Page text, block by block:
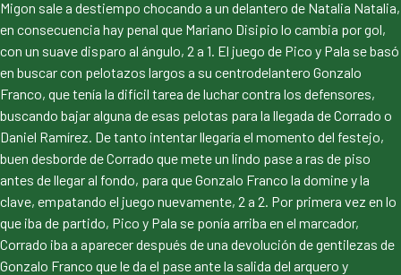
Migon sale a destiempo chocando a un delantero de Natalia Natalia,
en consecuencia hay penal que Mariano Disipio lo cambia por gol,
con un suave disparo al ángulo, 2 a 1. El juego de Pico y Pala se basó
en buscar con pelotazos largos a su centrodelantero Gonzalo
Franco, que tenía la difícil tarea de luchar contra los defensores,
buscando bajar alguna de esas pelotas para la llegada de Corrado o
Daniel Ramírez. De tanto intentar llegaría el momento del festejo,
buen desborde de Corrado que mete un lindo pase a ras de piso
antes de llegar al fondo, para que Gonzalo Franco la domine y la
clave, empatando el juego nuevamente, 2 a 2. Por primera vez en lo
que iba de partido, Pico y Pala se ponía arriba en el marcador,
Corrado iba a aparecer después de una devolución de gentilezas de
Gonzalo Franco que le da el pase ante la salida del arquero y